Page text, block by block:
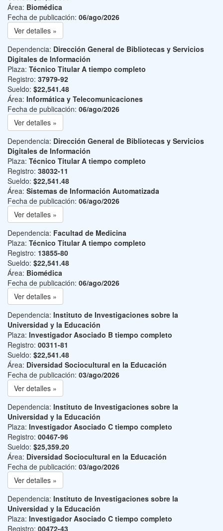
Área: Biomédica
Fecha de publicación: 06/ago/2026
Ver detalles »
Dependencia: Dirección General de Bibliotecas y Servicios
Digitales de Información
Plaza: Técnico Titular A tiempo completo
Registro: 37979-92
Sueldo: $22,541.48
Área: Informática y Telecomunicaciones
Fecha de publicación: 06/ago/2026
Ver detalles »
Dependencia: Dirección General de Bibliotecas y Servicios
Digitales de Información
Plaza: Técnico Titular A tiempo completo
Registro: 38032-11
Sueldo: $22,541.48
Área: Sistemas de Información Automatizada
Fecha de publicación: 06/ago/2026
Ver detalles »
Dependencia: Facultad de Medicina
Plaza: Técnico Titular A tiempo completo
Registro: 13855-80
Sueldo: $22,541.48
Área: Biomédica
Fecha de publicación: 06/ago/2026
Ver detalles »
Dependencia: Instituto de Investigaciones sobre la
Universidad y la Educación
Plaza: Investigador Asociado B tiempo completo
Registro: 00311-81
Sueldo: $22,541.48
Área: Diversidad Sociocultural en la Educación
Fecha de publicación: 03/ago/2026
Ver detalles »
Dependencia: Instituto de Investigaciones sobre la
Universidad y la Educación
Plaza: Investigador Asociado C tiempo completo
Registro: 00467-96
Sueldo: $25,359.20
Área: Diversidad Sociocultural en la Educación
Fecha de publicación: 03/ago/2026
Ver detalles »
Dependencia: Instituto de Investigaciones sobre la
Universidad y la Educación
Plaza: Investigador Asociado C tiempo completo
Registro: 00472-43